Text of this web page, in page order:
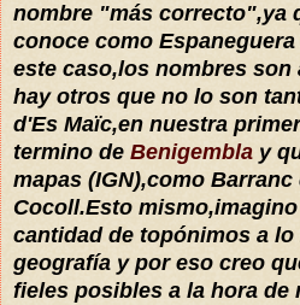
nombre "más correcto",ya
conoce como
este caso,los nombres
hay otros que no lo son
d'Es Maïc,en nuestra
termino de Benigembla y
mapas (IGN),como
Cocoll.Esto
cantidad de topónimos a
geografía y por eso creo
fieles posibles a la hora de